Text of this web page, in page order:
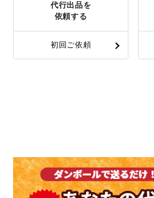
代行出品を
依頼する
初回ご依頼